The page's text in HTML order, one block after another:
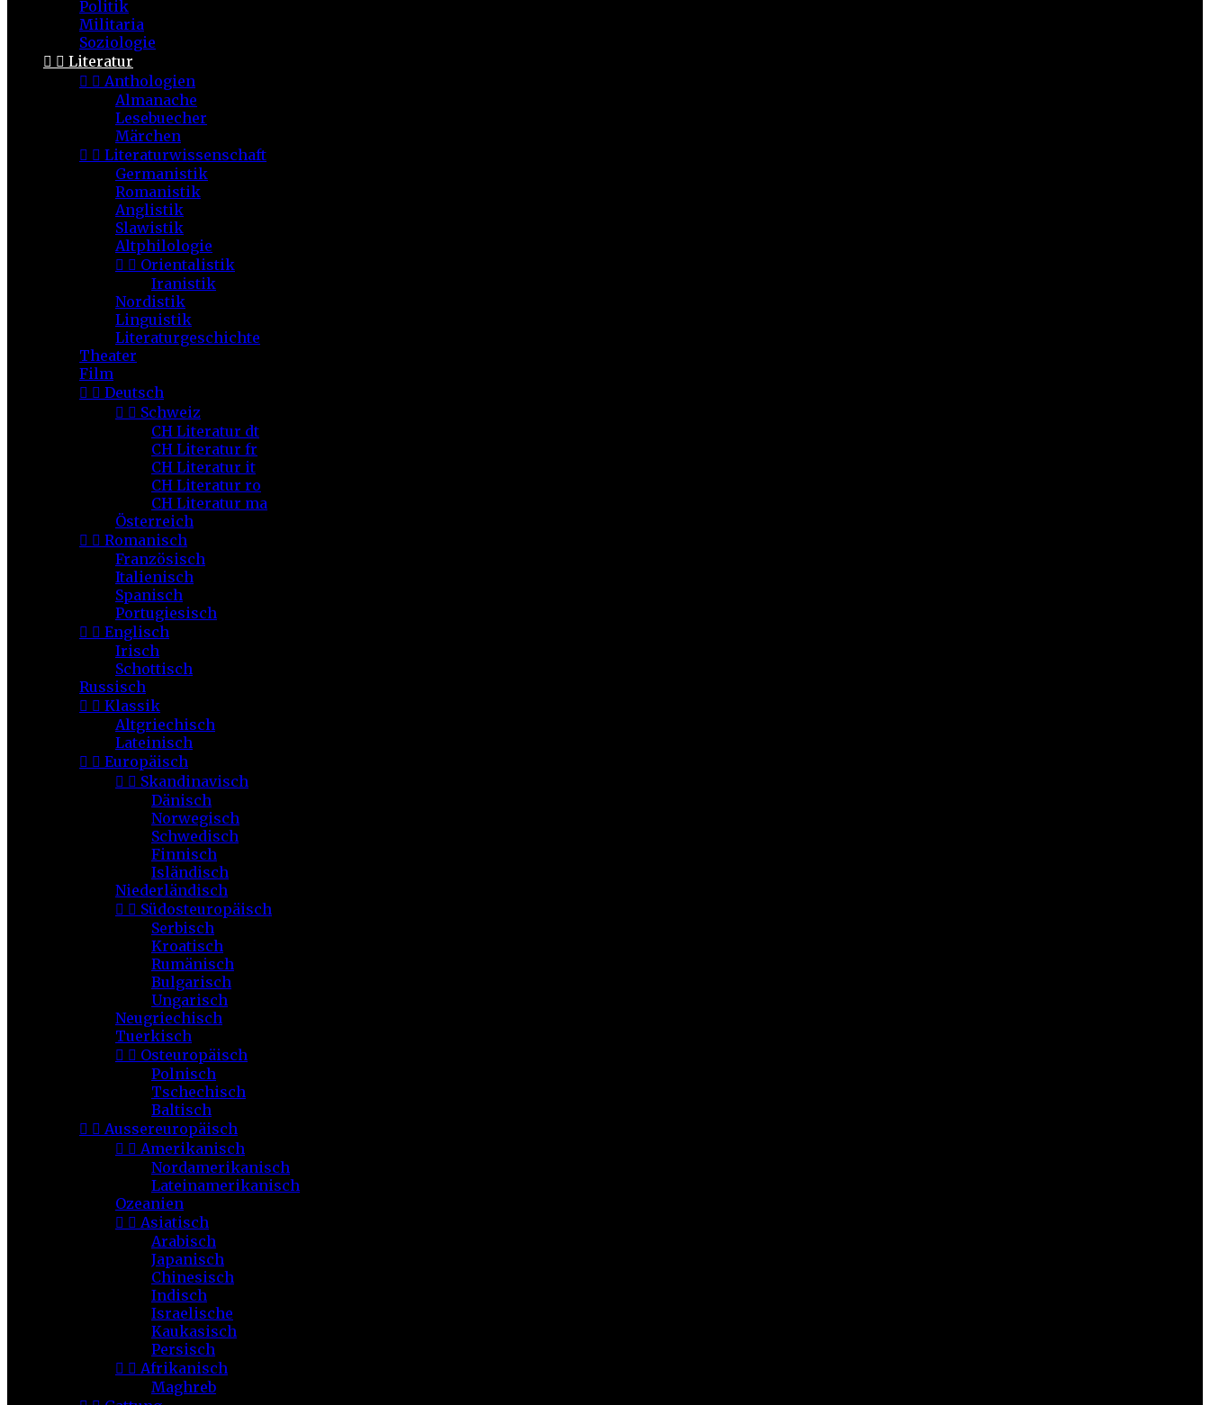
Politik
Militaria
Soziologie
  Literatur
  Anthologien
Almanache
Lesebuecher
Märchen
  Literaturwissenschaft
Germanistik
Romanistik
Anglistik
Slawistik
Altphilologie
  Orientalistik
Iranistik
Nordistik
Linguistik
Literaturgeschichte
Theater
Film
  Deutsch
  Schweiz
CH Literatur dt
CH Literatur fr
CH Literatur it
CH Literatur ro
CH Literatur ma
Österreich
  Romanisch
Französisch
Italienisch
Spanisch
Portugiesisch
  Englisch
Irisch
Schottisch
Russisch
  Klassik
Altgriechisch
Lateinisch
  Europäisch
  Skandinavisch
Dänisch
Norwegisch
Schwedisch
Finnisch
Isländisch
Niederländisch
  Südosteuropäisch
Serbisch
Kroatisch
Rumänisch
Bulgarisch
Ungarisch
Neugriechisch
Tuerkisch
  Osteuropäisch
Polnisch
Tschechisch
Baltisch
  Aussereuropäisch
  Amerikanisch
Nordamerikanisch
Lateinamerikanisch
Ozeanien
  Asiatisch
Arabisch
Japanisch
Chinesisch
Indisch
Israelische
Kaukasisch
Persisch
  Afrikanisch
Maghreb